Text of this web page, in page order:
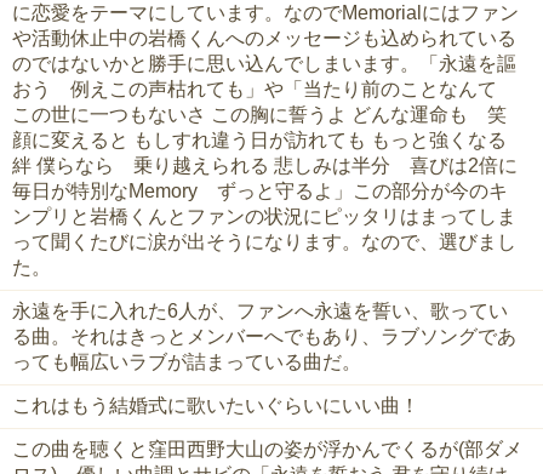
に恋愛をテーマにしています。なのでMemorialにはファン
や活動休止中の岩橋くんへのメッセージも込められている
のではないかと勝手に思い込んでしまいます。「永遠を謳
おう 例えこの声枯れても」や「当たり前のことなんて
この世に一つもないさ この胸に誓うよ どんな運命も 笑
顔に変えると もしすれ違う日が訪れても もっと強くなる
絆 僕らなら 乗り越えられる 悲しみは半分 喜びは2倍に
毎日が特別なMemory ずっと守るよ」この部分が今のキ
ンプリと岩橋くんとファンの状況にピッタリはまってしま
って聞くたびに涙が出そうになります。なので、選びまし
た。
永遠を手に入れた6人が、ファンへ永遠を誓い、歌ってい
る曲。それはきっとメンバーへでもあり、ラブソングであ
っても幅広いラブが詰まっている曲だ。
これはもう結婚式に歌いたいぐらいにいい曲！
この曲を聴くと窪田西野大山の姿が浮かんでくるが(部ダメ